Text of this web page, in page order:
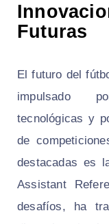
Futuras
El futuro del
impulsado
tecnológicas y
de
destacadas es
Assistant
desafíos, ha